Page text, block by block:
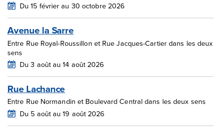
Du 15 février au 30 octobre 2026
Avenue la Sarre
Entre Rue Royal-Roussillon et Rue Jacques-Cartier dans les deux
sens
Du 3 août au 14 août 2026
Rue Lachance
Entre Rue Normandin et Boulevard Central dans les deux sens
Du 5 août au 19 août 2026